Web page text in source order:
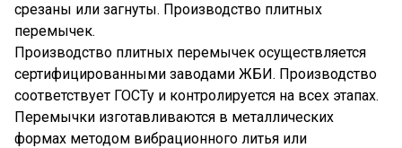
срезаны или загнуты. Производство плитных
перемычек.
Производство плитных перемычек осуществляется
сертифицированными заводами ЖБИ. Производство
соответствует ГОСТу и контролируется на всех этапах.
Перемычки изготавливаются в металлических
формах методом вибрационного литья или